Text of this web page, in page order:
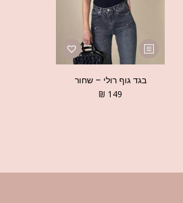
בגד גוף רולי – שחור
₪ 149